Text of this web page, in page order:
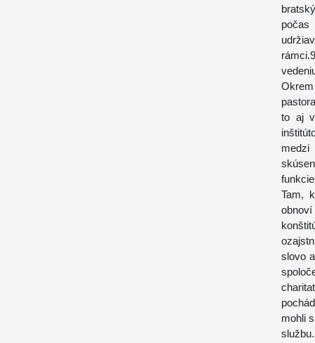
to aj
Tam,
slovo
mohli
službu.